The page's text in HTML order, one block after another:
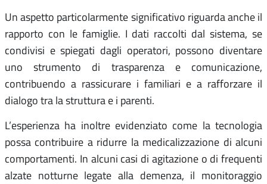
Un aspetto particolarmente significativo riguarda anche il
rapporto con le famiglie. I dati raccolti dal sistema, se
condivisi e spiegati dagli operatori, possono diventare
uno strumento di trasparenza e comunicazione,
contribuendo a rassicurare i familiari e a rafforzare il
dialogo tra la struttura e i parenti.
L’esperienza ha inoltre evidenziato come la tecnologia
possa contribuire a ridurre la medicalizzazione di alcuni
comportamenti. In alcuni casi di agitazione o di frequenti
alzate notturne legate alla demenza, il monitoraggio